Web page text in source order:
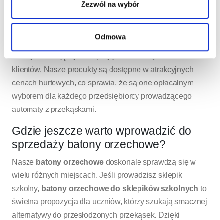
Zezwól na wybór
Odmowa
są nie tylko smaczne, ale także trwałe,
co sprawia, że doskonale sprawdzają się w takich
klientów. Nasze produkty są dostępne w atrakcyjnych
cenach hurtowych, co sprawia, że są one opłacalnym
wyborem dla każdego przedsiębiorcy prowadzącego
automaty z przekąskami.
Gdzie jeszcze warto wprowadzić do
sprzedaży batony orzechowe?
Nasze batony orzechowe doskonale sprawdzą się w
wielu różnych miejscach. Jeśli prowadzisz sklepik
szkolny, batony orzechowe do sklepików szkolnych to
świetna propozycja dla uczniów, którzy szukają smacznej
alternatywy do przesłodzonych przekąsek. Dzięki